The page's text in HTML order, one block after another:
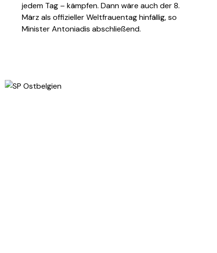
jedem Tag – kämpfen. Dann wäre auch der 8.
März als offizieller Weltfrauentag hinfällig, so
Minister Antoniadis abschließend.